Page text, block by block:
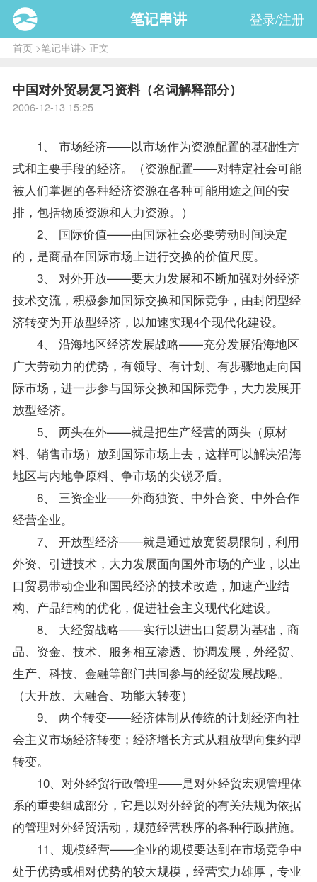
笔记串讲 登录/注册
首页>笔记串讲> 正文
中国对外贸易复习资料（名词解释部分）
2006-12-13 15:25
1、 市场经济——以市场作为资源配置的基础性方
式和主要手段的经济。（资源配置——对特定社会可能
被人们掌握的各种经济资源在各种可能用途之间的安
排，包括物质资源和人力资源。）
2、 国际价值——由国际社会必要劳动时间决定
的，是商品在国际市场上进行交换的价值尺度。
3、 对外开放——要大力发展和不断加强对外经济
技术交流，积极参加国际交换和国际竞争，由封闭型经
济转变为开放型经济，以加速实现4个现代化建设。
4、 沿海地区经济发展战略——充分发展沿海地区
广大劳动力的优势，有领导、有计划、有步骤地走向国
际市场，进一步参与国际交换和国际竞争，大力发展开
放型经济。
5、 两头在外——就是把生产经营的两头（原材
料、销售市场）放到国际市场上去，这样可以解决沿海
地区与内地争原料、争市场的尖锐矛盾。
6、 三资企业——外商独资、中外合资、中外合作
经营企业。
7、 开放型经济——就是通过放宽贸易限制，利用
外资、引进技术，大力发展面向国外市场的产业，以出
口贸易带动企业和国民经济的技术改造，加速产业结
构、产品结构的优化，促进社会主义现代化建设。
8、 大经贸战略——实行以进出口贸易为基础，商
品、资金、技术、服务相互渗透、协调发展，外经贸、
生产、科技、金融等部门共同参与的经贸发展战略。
（大开放、大融合、功能大转变）
9、 两个转变——经济体制从传统的计划经济向社
会主义市场经济转变；经济增长方式从粗放型向集约型
转变。
10、对外经贸行政管理——是对外经贸宏观管理体
系的重要组成部分，它是以对外经贸的有关法规为依据
的管理对外经贸活动，规范经营秩序的各种行政措施。
11、规模经营——企业的规模要达到在市场竞争中
处于优势或相对优势的较大规模，经营实力雄厚， 专业